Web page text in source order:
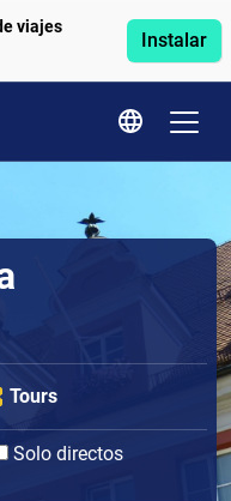
viajes
Instalar
Tours
Solo directos